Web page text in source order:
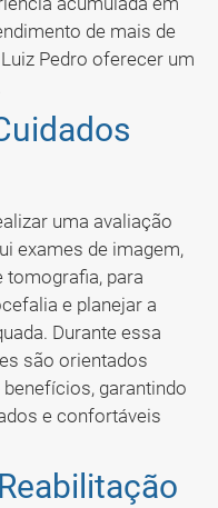
de mais de
Pedro oferecer um
uma avaliação
exames de imagem,
para
e planejar a
Durante essa
são orientados
garantindo
e confortáveis